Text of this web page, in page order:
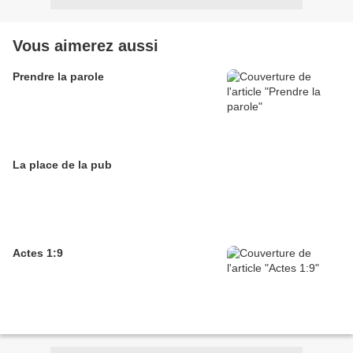
Vous aimerez aussi
Prendre la parole
La place de la pub
Actes 1:9